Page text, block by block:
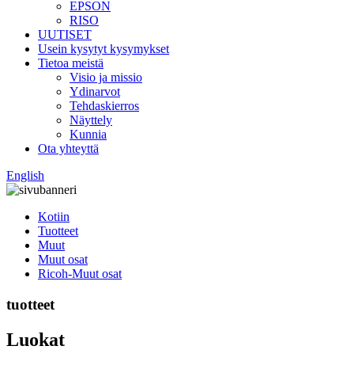
EPSON
RISO
UUTISET
Usein kysytyt kysymykset
Tietoa meistä
Visio ja missio
Ydinarvot
Tehdaskierros
Näyttely
Kunnia
Ota yhteyttä
English
Kotiin
Tuotteet
Muut
Muut osat
Ricoh-Muut osat
tuotteet
Luokat